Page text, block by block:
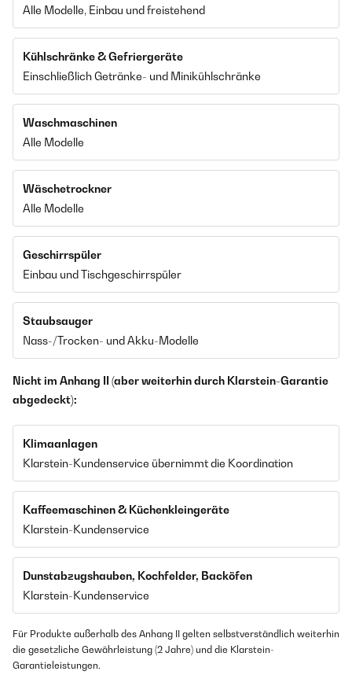
Alle Modelle, Einbau und freistehend
Kühlschränke & Gefriergeräte
Einschließlich Getränke- und Minikühlschränke
Waschmaschinen
Alle Modelle
Wäschetrockner
Alle Modelle
Geschirrspüler
Einbau und Tischgeschirrspüler
Staubsauger
Nass-/Trocken- und Akku-Modelle
Nicht im Anhang II (aber weiterhin durch Klarstein-Garantie
abgedeckt):
Klimaanlagen
Klarstein-Kundenservice übernimmt die Koordination
Kaffeemaschinen & Küchenkleingeräte
Klarstein-Kundenservice
Dunstabzugshauben, Kochfelder, Backöfen
Klarstein-Kundenservice
Für Produkte außerhalb des Anhang II gelten selbstverständlich weiterhin
die gesetzliche Gewährleistung (2 Jahre) und die Klarstein-
Garantieleistungen.